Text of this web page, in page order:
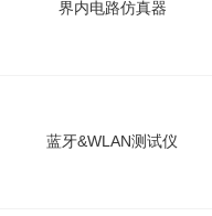
界内电路仿真器
蓝牙&WLAN测试仪